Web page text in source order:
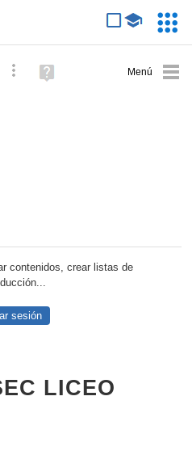
Búsqueda avanzada
Ayuda
(en
contenidos, crear listas de
sesión
LICEO